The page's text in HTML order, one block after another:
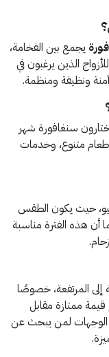
يجمع بين الفخامة،
الذين يرغبون في
ونظيفة ومنظمة.
سنغافورة شهر
متنوع، وخدمات
حيث يكون الطقس
أن هذه الفترة مناسبة
المرتفعة، خصوصًا
قيمة ممتازة مقابل
الوجهات لمن يبحث عن